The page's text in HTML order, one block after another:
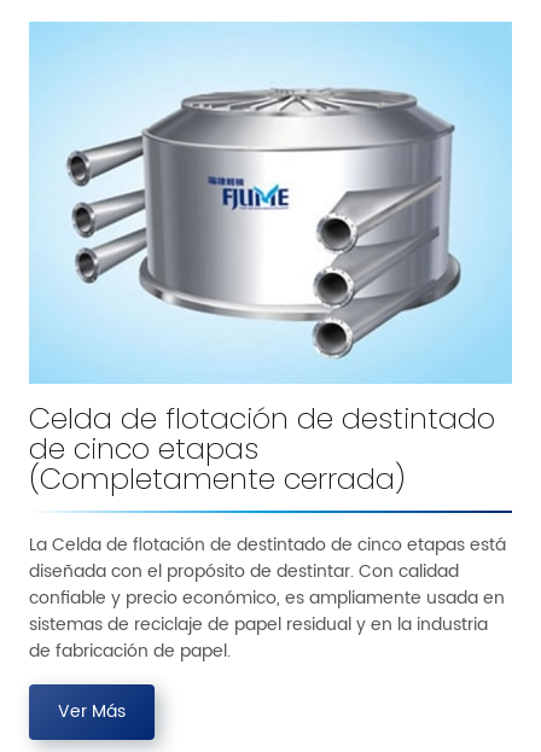
Celda de flotación de destintado
de cinco etapas
(Completamente cerrada)
La Celda de flotación de destintado de cinco etapas está
diseñada con el propósito de destintar. Con calidad
confiable y precio económico, es ampliamente usada en
sistemas de reciclaje de papel residual y en la industria
de fabricación de papel.
Ver Más